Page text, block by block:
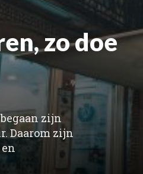
zo doe
zijn
Daarom zijn